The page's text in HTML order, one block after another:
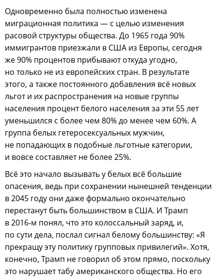
Одновременно была полностью изменена
миграционная политика — с целью изменения
расовой структуры общества. До 1965 года 90%
иммигрантов приезжали в США из Европы, сегодня
же 90% процентов прибывают откуда угодно,
но только не из европейских стран. В результате
этого, а также постоянного добавления всё новых
льгот и их распространения на новые группы
населения процент белого населения за эти 55 лет
уменьшился с более чем 80% до менее чем 60%. А
группа белых гетеросексуальных мужчин,
не попадающих в подобные льготные категории,
и вовсе составляет не более 25%.
Всё это начало вызывать у белых всё большие
опасения, ведь при сохранении нынешней тенденции
в 2045 году они даже формально окончательно
перестанут быть большинством в США. И Трамп
в 2016-м понял, что это колоссальный заряд, и,
по сути дела, послал сигнал белому большинству: «Я
прекращу эту политику групповых привилегий». Хотя,
конечно, Трамп не говорил об этом прямо, поскольку
это нарушает табу американского общества. Но его